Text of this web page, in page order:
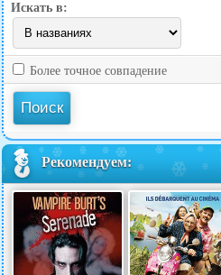
Искать в:
Более точное совпадение
Рекомендуем: